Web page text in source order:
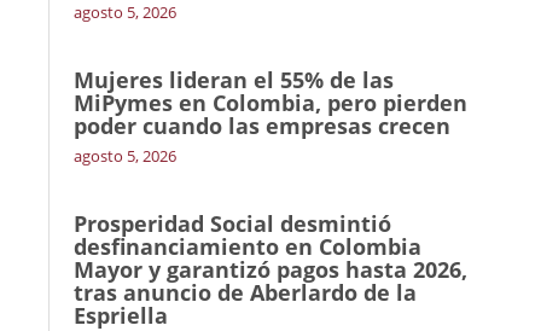
agosto 5, 2026
Mujeres lideran el 55% de las
MiPymes en Colombia, pero pierden
poder cuando las empresas crecen
agosto 5, 2026
Prosperidad Social desmintió
desfinanciamiento en Colombia
Mayor y garantizó pagos hasta 2026,
tras anuncio de Aberlardo de la
Espriella